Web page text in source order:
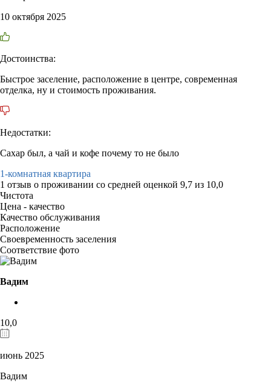
10 октября 2025
Достоинства:
Быстрое заселение, расположение в центре, современная
отделка, ну и стоимость проживания.
Недостатки:
Сахар был, а чай и кофе почему то не было
1-комнатная квартира
1 отзыв о проживании со средней оценкой 9,7 из 10,0
Чистота
Цена - качество
Качество обслуживания
Расположение
Своевременность заселения
Соответствие фото
Вадим
10,0
июнь 2025
Вадим